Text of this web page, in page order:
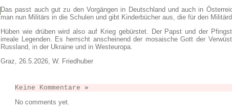
Das passt auch gut zu den Vorgängen in Deutschland und auch in
man nun Militärs in die Schulen und gibt Kinderbücher aus, die für den
Hüben wie drüben wird also auf Krieg gebürstet. Der Papst und der
irreale Legenden. Es herrscht anscheinend der mosaische Gott der
Russland, in der Ukraine und in Westeuropa.
Graz, 26.5.2026, W. Friedhuber
Keine Kommentare »
No comments yet.